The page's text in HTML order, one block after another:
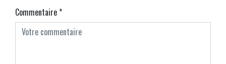
Commentaire*